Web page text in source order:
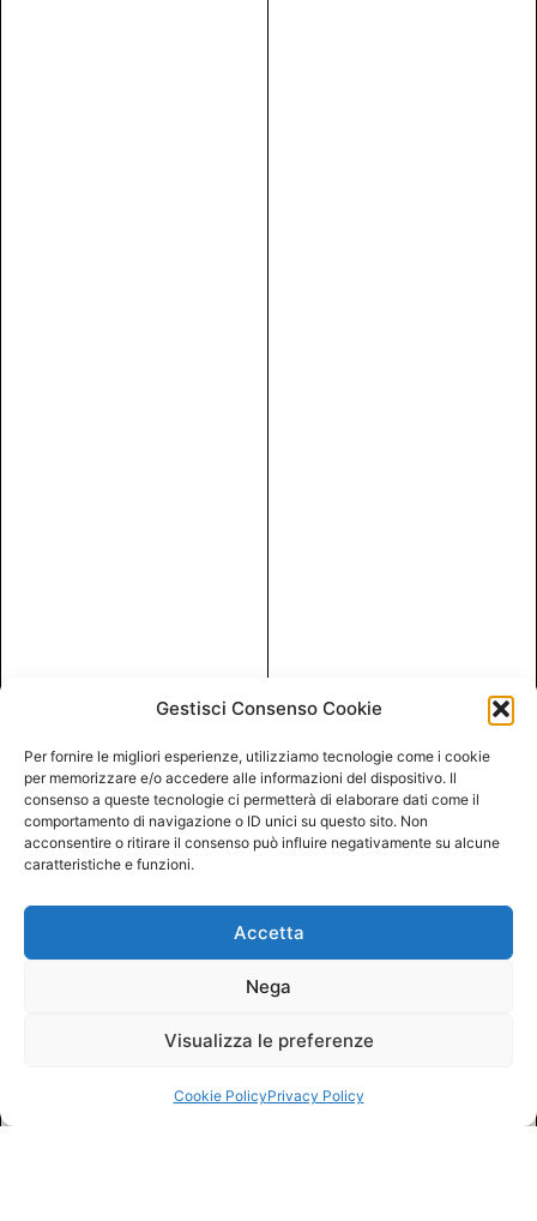
Gestisci Consenso Cookie
Per fornire le migliori esperienze, utilizziamo tecnologie come i cookie
per memorizzare e/o accedere alle informazioni del dispositivo. Il
consenso a queste tecnologie ci permetterà di elaborare dati come il
comportamento di navigazione o ID unici su questo sito. Non
acconsentire o ritirare il consenso può influire negativamente su alcune
caratteristiche e funzioni.
Accetta
Nega
Visualizza le preferenze
Cookie PolicyPrivacy Policy